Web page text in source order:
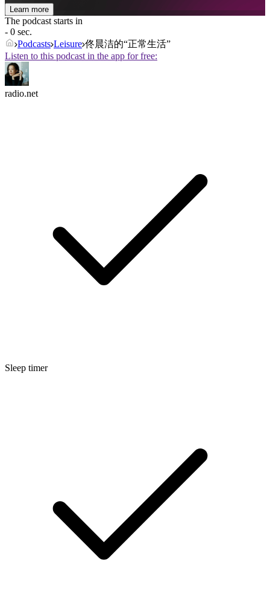
Learn more
The podcast starts in
- 0 sec.
Podcasts Leisure 佟晨洁的“正常生活”
Listen to this podcast in the app for free:
radio.net
Sleep timer